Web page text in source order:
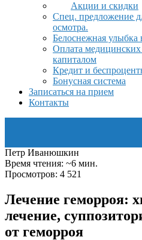
Акции и скидки
Спец. предложение
осмотра.
Белоснежная улыбка
Оплата
капиталом
Кредит и
Бонусная система
Записаться на прием
Контакты
Петр Иванюшкин
Время чтения: ~6 мин.
Просмотров: 4 521
Лечение геморроя:
лечение,
от геморроя